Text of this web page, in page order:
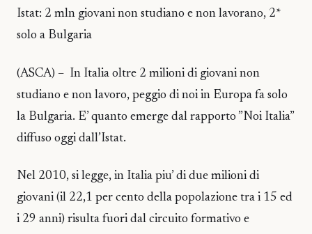
Istat: 2 mln giovani non studiano e non lavorano, 2*
solo a Bulgaria
(ASCA) – In Italia oltre 2 milioni di giovani non
studiano e non lavoro, peggio di noi in Europa fa solo
la Bulgaria. E’ quanto emerge dal rapporto ”Noi Italia”
diffuso oggi dall’Istat.
Nel 2010, si legge, in Italia piu’ di due milioni di
giovani (il 22,1 per cento della popolazione tra i 15 ed
i 29 anni) risulta fuori dal circuito formativo e